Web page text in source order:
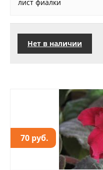
лист фиалки
Нет в наличии
70 руб.